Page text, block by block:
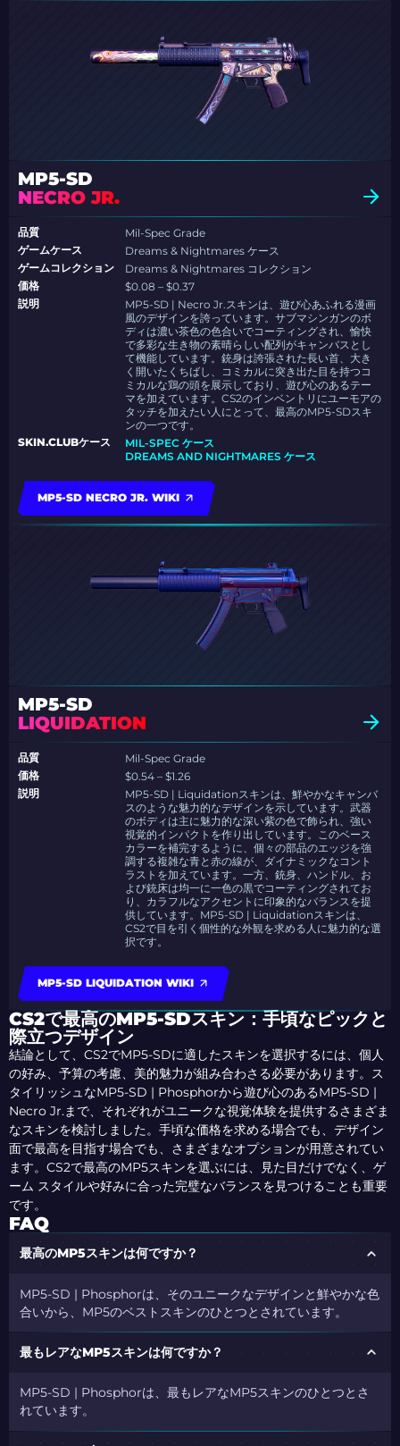
MP5-SD
NECRO JR.
品質
Mil-Spec Grade
ゲームケース
Dreams & Nightmares ケース
ゲームコレクション
Dreams & Nightmares コレクション
価格
$0.08 – $0.37
説明
MP5-SD | Necro Jr.スキンは、遊び心あふれる漫画
風のデザインを誇っています。サブマシンガンのボ
ディは濃い茶色の色合いでコーティングされ、愉快
で多彩な生き物の素晴らしい配列がキャンバスとし
て機能しています。銃身は誇張された長い首、大き
く開いたくちばし、コミカルに突き出た目を持つコ
ミカルな鶏の頭を展示しており、遊び心のあるテー
マを加えています。CS2のインベントリにユーモアの
タッチを加えたい人にとって、最高のMP5-SDスキ
ンの一つです。
SKIN.CLUBケース
MIL-SPEC ケース
DREAMS AND NIGHTMARES ケース
MP5-SD NECRO JR. WIKI
MP5-SD
LIQUIDATION
品質
Mil-Spec Grade
価格
$0.54 – $1.26
説明
MP5-SD | Liquidationスキンは、鮮やかなキャンバ
スのような魅力的なデザインを示しています。武器
のボディは主に魅力的な深い紫の色で飾られ、強い
視覚的インパクトを作り出しています。このベース
カラーを補完するように、個々の部品のエッジを強
調する複雑な青と赤の線が、ダイナミックなコント
ラストを加えています。一方、銃身、ハンドル、お
よび銃床は均一に一色の黒でコーティングされてお
り、カラフルなアクセントに印象的なバランスを提
供しています。MP5-SD | Liquidationスキンは、
CS2で目を引く個性的な外観を求める人に魅力的な選
択です。
MP5-SD LIQUIDATION WIKI
CS2で最高のMP5-SDスキン：手頃なピックと
際立つデザイン
結論として、CS2でMP5-SDに適したスキンを選択するには、個人
の好み、予算の考慮、美的魅力が組み合わさる必要があります。ス
タイリッシュなMP5-SD | Phosphorから遊び心のあるMP5-SD |
Necro Jr.まで、それぞれがユニークな視覚体験を提供するさまざま
なスキンを検討しました。手頃な価格を求める場合でも、デザイン
面で最高を目指す場合でも、さまざまなオプションが用意されてい
ます。CS2で最高のMP5スキンを選ぶには、見た目だけでなく、ゲ
ーム スタイルや好みに合った完璧なバランスを見つけることも重要
です。
FAQ
最高のMP5スキンは何ですか？
MP5-SD | Phosphorは、そのユニークなデザインと鮮やかな色
合いから、MP5のベストスキンのひとつとされています。
最もレアなMP5スキンは何ですか？
MP5-SD | Phosphorは、最もレアなMP5スキンのひとつとさ
れています。